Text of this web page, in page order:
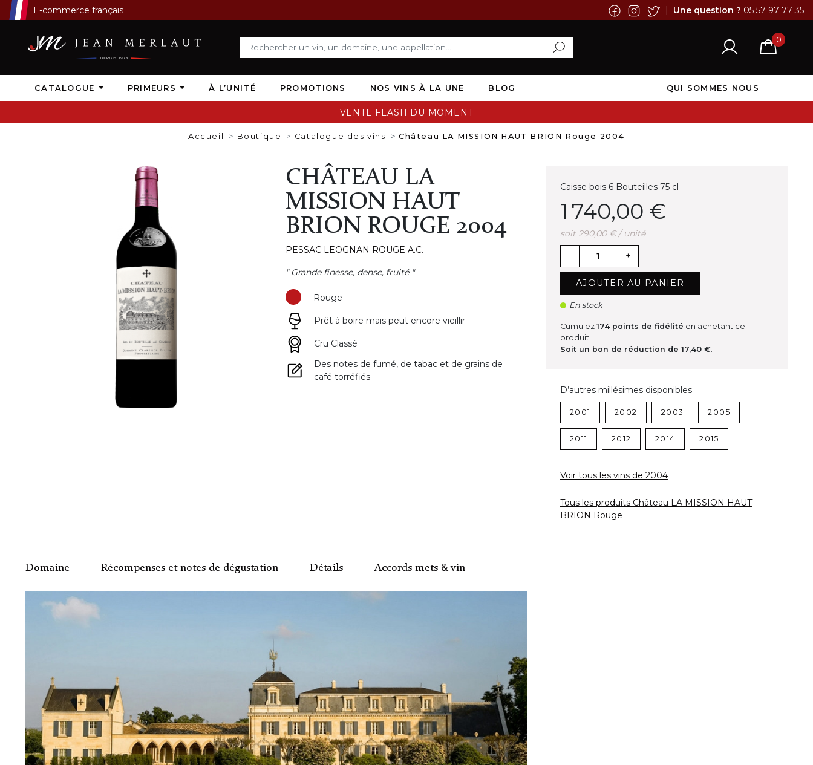
E-commerce français | Une question ? 05 57 97 77 35
0
CATALOGUE PRIMEURS À L’UNITÉ PROMOTIONS NOS VINS À LA UNE BLOG QUI SOMMES NOUS
VENTE FLASH DU MOMENT
Accueil Boutique Catalogue des vins Château LA MISSION HAUT BRION Rouge 2004
CHÂTEAU LA
MISSION HAUT
BRION ROUGE 2004
PESSAC LEOGNAN ROUGE A.C.
" Grande finesse, dense, fruité "
Rouge
Prêt à boire mais peut encore vieillir
Cru Classé
Des notes de fumé, de tabac et de grains de
café torréfiés
Caisse bois 6 Bouteilles 75 cl
1 740,00 €
soit 290,00 € / unité
- +
AJOUTER AU PANIER
En stock
Cumulez 174points de fidélité en achetant ce
produit.
Soit un bon de réduction de 17,40 €.
D’autres millésimes disponibles
2001 2002 2003 2005
2011 2012 2014 2015
Voir tous les vins de 2004
Tous les produits Château LA MISSION HAUT
BRION Rouge
Domaine Récompenses et notes de dégustation Détails Accords mets & vin